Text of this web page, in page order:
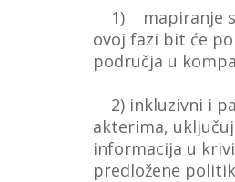
1) mapiranje
ovoj fazi bit će
područja u
2) inkluzivni i
akterima,
informacija u
predložene